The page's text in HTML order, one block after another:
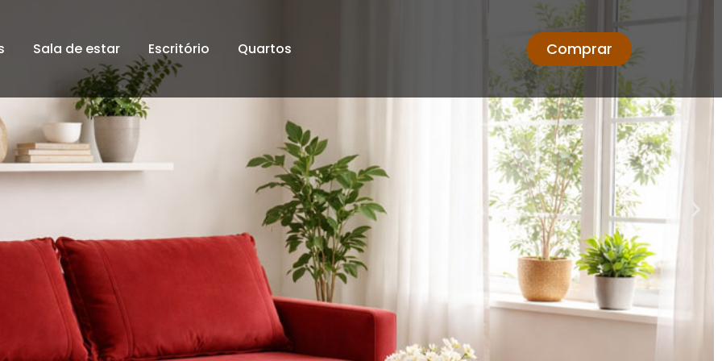
Comprar
Sala de estar Escritório Quartos